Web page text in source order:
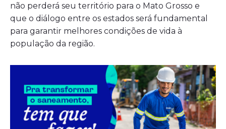
não perderá seu território para o Mato Grosso e
que o diálogo entre os estados será fundamental
para garantir melhores condições de vida à
população da região.